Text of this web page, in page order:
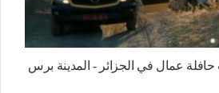
عمال في الجزائر - المدينة برس